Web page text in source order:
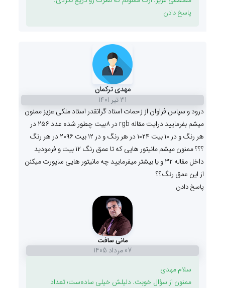
پاسخ دادن
مهدی ترکمان
31 تیر 1401
درود و سپاس فراوان از زحمات استاد گرانقدر استاد ملکی عزیز ممنون
میشم بفرمایید درایت مقاله rgb در ۸بیت چطور شده عدد ۲۵۶ در
هر رنگ و در ۱۰ بیت ۱۰۲۴ در هر رنگ و در ۱۲ بیت ۲۰۹۶ در هر رنگ
؟؟؟ ممنون میشم مانیتور هایی که تا عمق رنگ ۱۲ بیت و فرمودید
داخل مقاله ۳۲ و یا بیشتر میفرمایید چه مانیتور هایی ساپورت میکنن
از این عمق رنگ؟؟
پاسخ دادن
مانی سافت
07 مرداد 1405
سلام مهدی
ممنون از سؤال خوبت. دلیلش خیلی ساده‌ست؛ تعداد